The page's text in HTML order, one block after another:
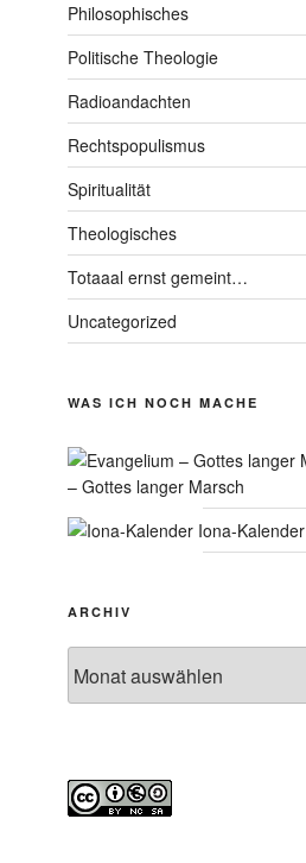
Philosophisches
Politische Theologie
Radioandachten
Rechtspopulismus
Spiritualität
Theologisches
Totaaal ernst gemeint…
Uncategorized
WAS ICH NOCH MACHE
– Gottes langer Marsch
Iona-Kalender
ARCHIV